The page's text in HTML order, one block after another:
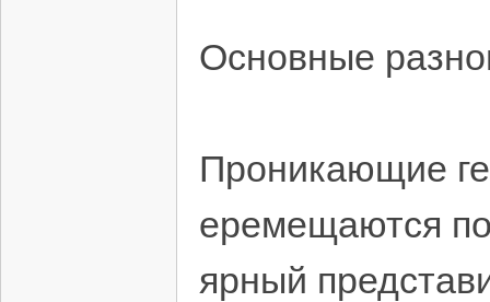
Основные
Проникающие
еремещаются
ярный